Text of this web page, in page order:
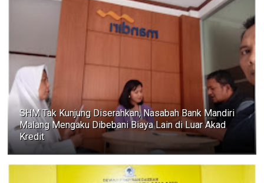
SHM Tak Kunjung Diserahkan, Nasabah Bank Mandiri
Malang Mengaku Dibebani Biaya Lain di Luar Akad
Kredit